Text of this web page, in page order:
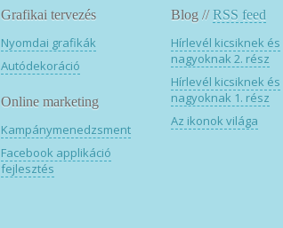
Grafikai tervezés
Nyomdai grafikák
Autódekoráció
Online marketing
Kampánymenedzsment
Facebook applikáció
fejlesztés
Blog //RSS feed
Hírlevél kicsiknek és
nagyoknak 2. rész
Hírlevél kicsiknek és
nagyoknak 1. rész
Az ikonok világa